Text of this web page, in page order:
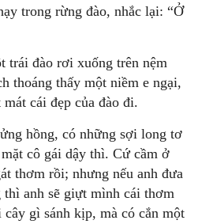
trong rừng đào, nhắc lại: “Ở
trái đào rơi xuống trên nệm
thoáng thấy một niềm e ngại,
cái đẹp của đào đi.
hồng, có những sợi long tơ
cô gái dậy thì. Cứ cầm ở
thơm rồi; nhưng nếu anh đưa
thì anh sẽ giựt mình cái thơm
gì sánh kịp, mà có cắn một